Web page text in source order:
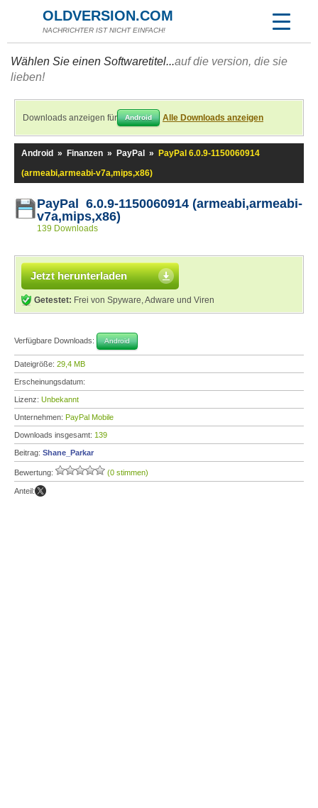
OLDVERSION.COM
NACHRICHTER IST NICHT EINFACH!
Wählen Sie einen Softwaretitel...auf die version, die sie
lieben!
Downloads anzeigen für Android Alle Downloads anzeigen
Android » Finanzen » PayPal »
PayPal 6.0.9-1150060914
(armeabi,armeabi-v7a,mips,x86)
PayPal 6.0.9-1150060914 (armeabi,armeabi-
v7a,mips,x86)
139 Downloads
Jetzt herunterladen
Getestet: Frei von Spyware, Adware und Viren
Verfügbare Downloads: Android
Dateigröße: 29,4 MB
Erscheinungsdatum:
Lizenz: Unbekannt
Unternehmen: PayPal Mobile
Downloads insgesamt: 139
Beitrag: Shane_Parkar
Bewertung: (0 stimmen)
Anteil: